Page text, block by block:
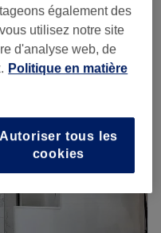
jusqu'à 20%
11:00–19:00
10:00–20:00
10:00–20:00
10:00–20:00
10:00–20:00
10:00–18:00
est un spa situé
également des
utilisez notre site
d'analyse web, de
Politique en matière
Autoriser tous les
cookies